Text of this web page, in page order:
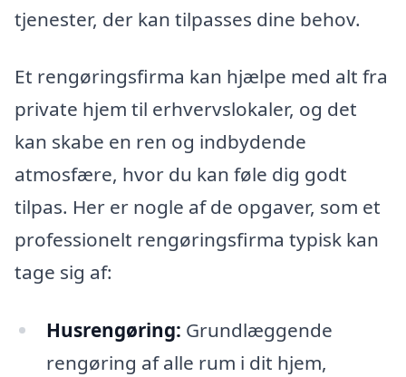
tjenester, der kan tilpasses dine behov.
Et rengøringsfirma kan hjælpe med alt fra
private hjem til erhvervslokaler, og det
kan skabe en ren og indbydende
atmosfære, hvor du kan føle dig godt
tilpas. Her er nogle af de opgaver, som et
professionelt rengøringsfirma typisk kan
tage sig af:
Husrengøring: Grundlæggende
rengøring af alle rum i dit hjem,